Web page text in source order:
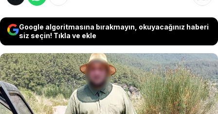
Google algoritmasına bırakmayın, okuyacağınız haberi
siz seçin! Tıkla ve ekle
Antalya'nın Kemer ilçesinde ormanda
izinsiz böcek toplarken yakalanan Rus